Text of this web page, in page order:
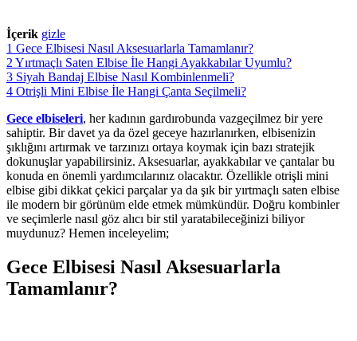
İçerik gizle
1 Gece Elbisesi Nasıl Aksesuarlarla Tamamlanır?
2 Yırtmaçlı Saten Elbise İle Hangi Ayakkabılar Uyumlu?
3 Siyah Bandaj Elbise Nasıl Kombinlenmeli?
4 Otrişli Mini Elbise İle Hangi Çanta Seçilmeli?
Gece elbiseleri, her kadının gardırobunda vazgeçilmez bir yere
sahiptir. Bir davet ya da özel geceye hazırlanırken, elbisenizin
şıklığını artırmak ve tarzınızı ortaya koymak için bazı stratejik
dokunuşlar yapabilirsiniz. Aksesuarlar, ayakkabılar ve çantalar bu
konuda en önemli yardımcılarınız olacaktır. Özellikle otrişli mini
elbise gibi dikkat çekici parçalar ya da şık bir yırtmaçlı saten elbise
ile modern bir görünüm elde etmek mümkündür. Doğru kombinler
ve seçimlerle nasıl göz alıcı bir stil yaratabileceğinizi biliyor
muydunuz? Hemen inceleyelim;
Gece Elbisesi Nasıl Aksesuarlarla
Tamamlanır?